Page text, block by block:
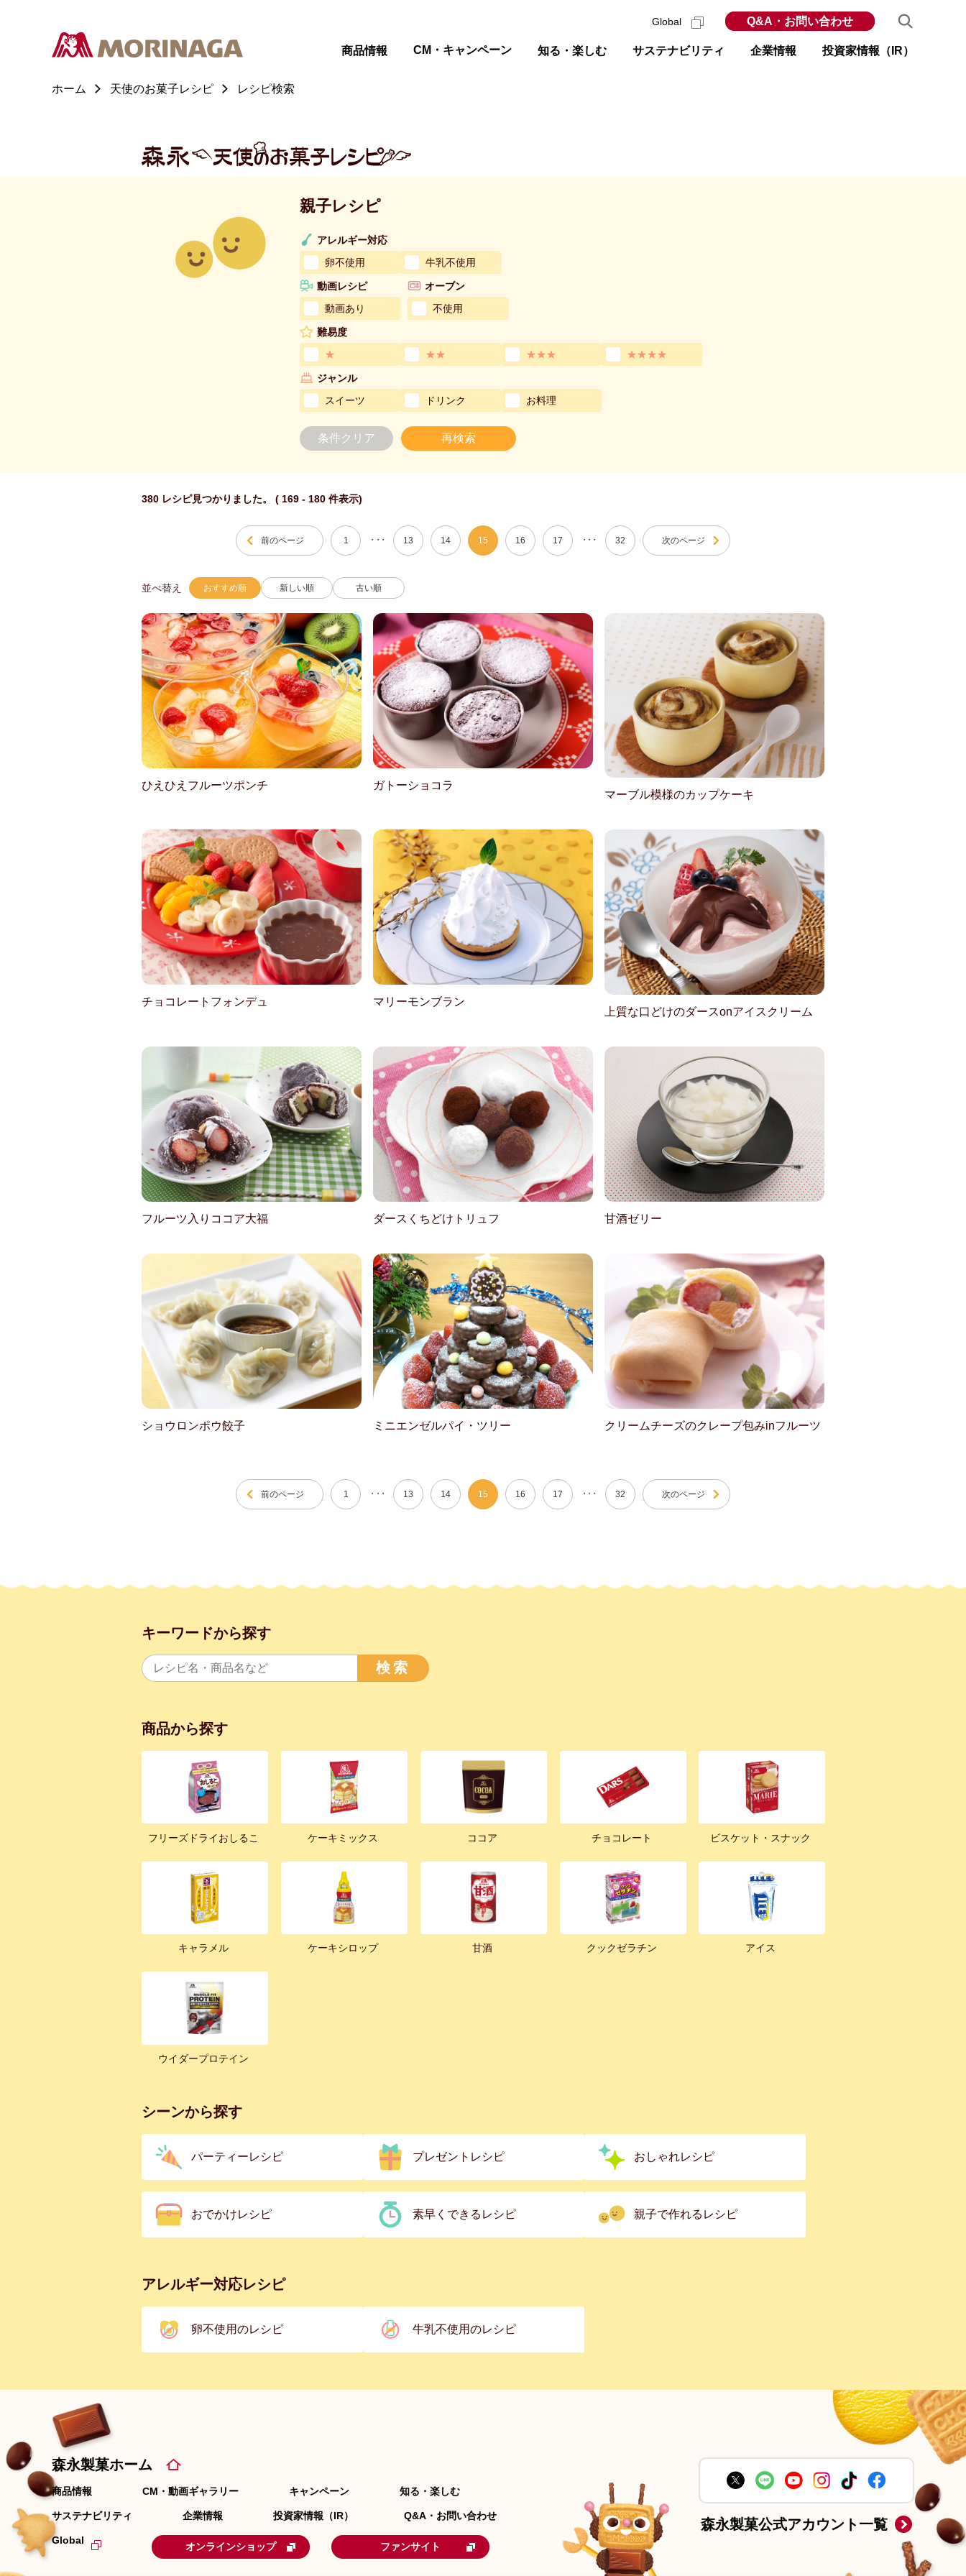
商品情報 CM・キャンペーン 知る・楽しむ サステナビリティ 企業情報 投資家情報（IR）
Global Q&A・お問い合わせ
ホーム 天使のお菓子レシピ レシピ検索
親子レシピ
アレルギー対応
卵不使用
牛乳不使用
動画レシピ
動画あり
オーブン
不使用
難易度
★
★★ ★★★ ★★★★
ジャンル
スイーツ
ドリンク お料理
条件クリア 再検索
380 レシピ見つかりました。 ( 169 - 180 件表示)
前のページ 1 ・・・ 13 14 15 16 17 ・・・ 32 次のページ
並べ替え おすすめ順 新しい順 古い順
ひえひえフルーツポンチ ガトーショコラ
マーブル模様のカップケーキ
チョコレートフォンデュ マリーモンブラン
上質な口どけのダースonアイスクリーム
フルーツ入りココア大福 ダースくちどけトリュフ 甘酒ゼリー
ショウロンポウ餃子 ミニエンゼルパイ・ツリー クリームチーズのクレープ包みinフルーツ
前のページ 1 ・・・ 13 14 15 16 17 ・・・ 32 次のページ
キーワードから探す
検索
商品から探す
フリーズドライおしるこ ケーキミックス ココア チョコレート ビスケット・スナック
キャラメル ケーキシロップ 甘酒 クックゼラチン アイス
ウイダープロテイン
シーンから探す
パーティーレシピ プレゼントレシピ おしゃれレシピ
おでかけレシピ 素早くできるレシピ 親子で作れるレシピ
アレルギー対応レシピ
卵不使用のレシピ 牛乳不使用のレシピ
森永製菓ホーム
商品情報 CM・動画ギャラリー キャンペーン 知る・楽しむ
サステナビリティ 企業情報 投資家情報（IR） Q&A・お問い合わせ
Global
オンラインショップ ファンサイト
森永製菓公式アカウント一覧